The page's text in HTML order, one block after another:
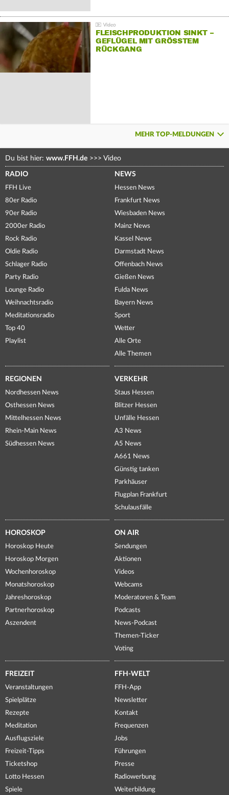
FLEISCHPRODUKTION SINKT –
GEFLÜGEL MIT GRÖSSTEM R
ÜCKGANG
MEHR TOP-MELDUNGEN
Du bist hier: www.FFH.de >>> Video
RADIO
FFH Live
80er Radio
90er Radio
2000er Radio
Rock Radio
Oldie Radio
Schlager Radio
Party Radio
Lounge Radio
Weihnachtsradio
Meditationsradio
Top 40
Playlist
NEWS
Hessen News
Frankfurt News
Wiesbaden News
Mainz News
Kassel News
Darmstadt News
Offenbach News
Gießen News
Fulda News
Bayern News
Sport
Wetter
Alle Orte
Alle Themen
REGIONEN
Nordhessen News
Osthessen News
Mittelhessen News
Rhein-Main News
Südhessen News
VERKEHR
Staus Hessen
Blitzer Hessen
Unfälle Hessen
A3 News
A5 News
A661 News
Günstig tanken
Parkhäuser
Flugplan Frankfurt
Schulausfälle
HOROSKOP
Horoskop Heute
Horoskop Morgen
Wochenhoroskop
Monatshoroskop
Jahreshoroskop
Partnerhoroskop
Aszendent
ON AIR
Sendungen
Aktionen
Videos
Webcams
Moderatoren & Team
Podcasts
News-Podcast
Themen-Ticker
Voting
FREIZEIT
Veranstaltungen
Spielplätze
Rezepte
Meditation
Ausflugsziele
Freizeit-Tipps
Ticketshop
Lotto Hessen
Spiele
FFH-WELT
FFH-App
Newsletter
Kontakt
Frequenzen
Jobs
Führungen
Presse
Radiowerbung
Weiterbildung